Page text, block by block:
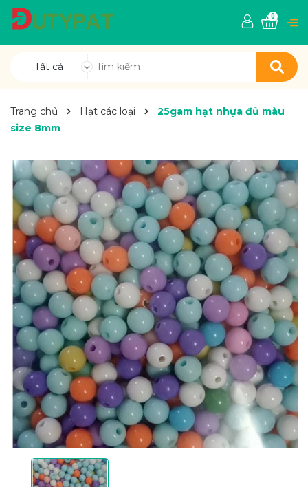
Tất cả
0
Trang chủ Hạt các loại
25gam hạt nhựa đủ màu
size 8mm